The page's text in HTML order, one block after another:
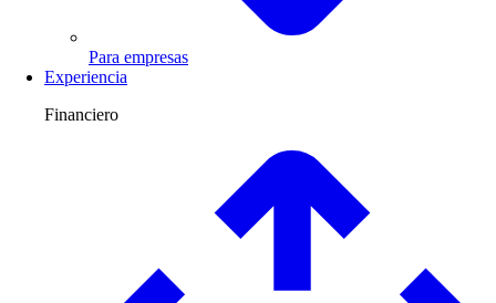
Para empresas
Experiencia
Financiero